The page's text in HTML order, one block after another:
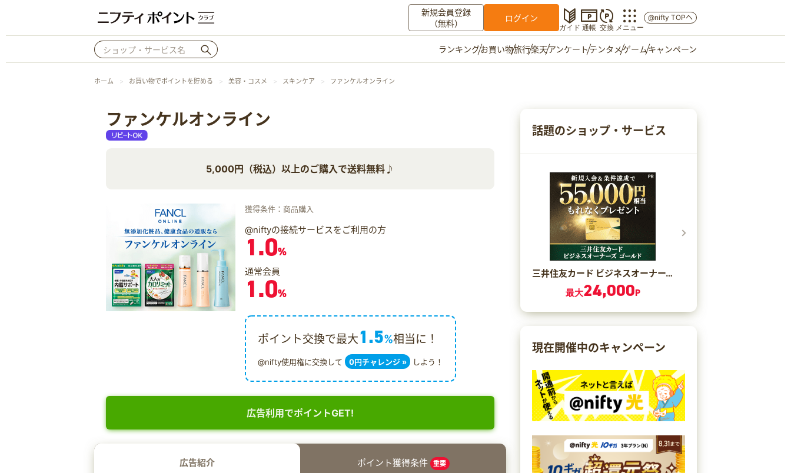
新規会員登録
（無料）
ログイン
ガイド 通帳 交換 メニュー
お知らせ
@nifty TOPへ
ランキングお買い物旅行楽天アンケートテンタメゲームキャンペーン
ホーム お買い物でポイントを貯める 美容・コスメ スキンケア ファンケルオンライン
ファンケルオンライン
5,000円（税込）以上のご購入で送料無料♪
獲得条件：商品購入
@niftyの接続サービスをご利用の方
1.0%
通常会員
1.0%
ポイント交換で最大1.5%相当に！
@nifty使用権に交換して 0円チャレンジ » しよう！
広告利用でポイントGET!
広告紹介 ポイント獲得条件 重要
話題のショップ・サービス
三井住友カード ビジネスオーナーズ ゴールド（カード発行）
最大24,000P
現在開催中のキャンペーン